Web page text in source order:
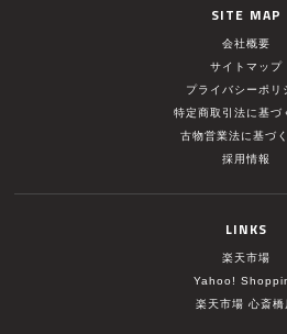
SITE MAP
会社概要
サイトマップ
プライバシーポリ
特定商取引法に基づ
古物営業法に基づ
採用情報
LINKS
楽天市場
Yahoo!
楽天市場 心斎橋